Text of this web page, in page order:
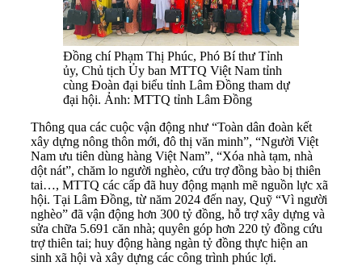
Đồng chí Phạm Thị Phúc, Phó Bí thư Tỉnh
ủy, Chủ tịch Ủy ban MTTQ Việt Nam tỉnh
cùng Đoàn đại biểu tỉnh Lâm Đồng tham dự
đại hội. Ảnh: MTTQ tỉnh Lâm Đồng
Thông qua các cuộc vận động như “Toàn dân đoàn kết
xây dựng nông thôn mới, đô thị văn minh”, “Người Việt
Nam ưu tiên dùng hàng Việt Nam”, “Xóa nhà tạm, nhà
dột nát”, chăm lo người nghèo, cứu trợ đồng bào bị thiên
tai…, MTTQ các cấp đã huy động mạnh mẽ nguồn lực xã
hội. Tại Lâm Đồng, từ năm 2024 đến nay, Quỹ “Vì người
nghèo” đã vận động hơn 300 tỷ đồng, hỗ trợ xây dựng và
sửa chữa 5.691 căn nhà; quyên góp hơn 220 tỷ đồng cứu
trợ thiên tai; huy động hàng ngàn tỷ đồng thực hiện an
sinh xã hội và xây dựng các công trình phúc lợi.